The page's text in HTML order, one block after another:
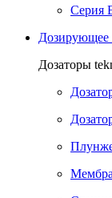
Серия
Дозирующее
Дозаторы